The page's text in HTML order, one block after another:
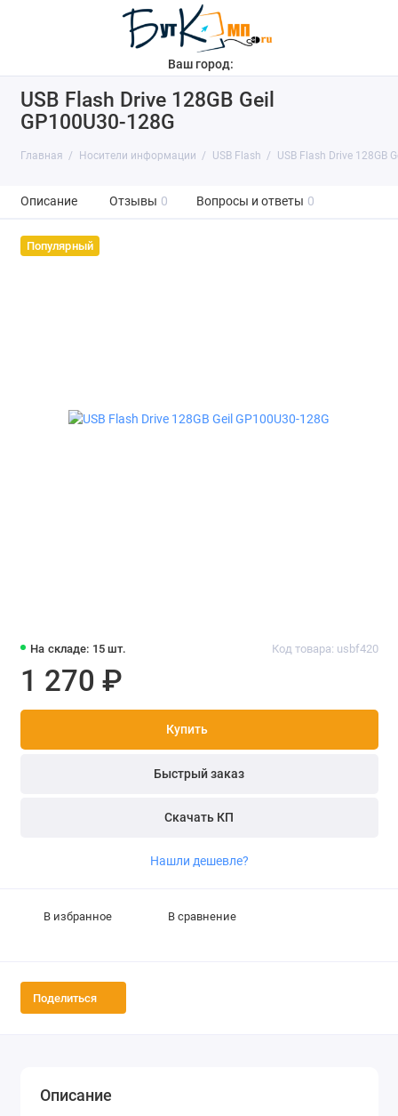
Ваш город:
USB Flash Drive 128GB Geil
GP100U30-128G
Главная Носители информации USB Flash USB Flash Drive 128GB
Описание Отзывы 0 Вопросы и ответы 0
Популярный
На складе: 15 шт. Код товара: usbf420
1 270 ₽
Купить
Быстрый заказ
Скачать КП
Нашли дешевле?
В избранное В сравнение
Поделиться
Описание